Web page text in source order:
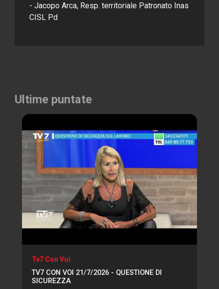
- Jacopo Arca, Resp. territoriale Patronato Inas
CISL Pd
Ultime puntate
Tv7 Con Voi
TV7 CON VOI 21/7/2026 - QUESTIONE DI
SICUREZZA